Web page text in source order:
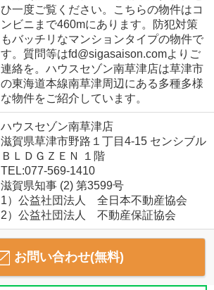
ひ一度ご覧ください。こちらの物件はコ
ンビニまで460mにあります。防犯対策
もバッチリなマンションタイプの物件で
す。質問等はfd@sigasaison.comよりご
連絡を。ハウスセゾン南草津店は草津市
の東海道本線南草津周辺にある多種多様
な物件をご紹介しています。
ハウスセゾン南草津店
滋賀県草津市野路１丁目4-15 センシブル
ＢＬＤＧＺＥＮ １階
TEL:077-569-1410
滋賀県知事 (2) 第3599号
1）公益社団法人 全日本不動産協会
2）公益社団法人 不動産保証協会
お問い合わせ(無料)